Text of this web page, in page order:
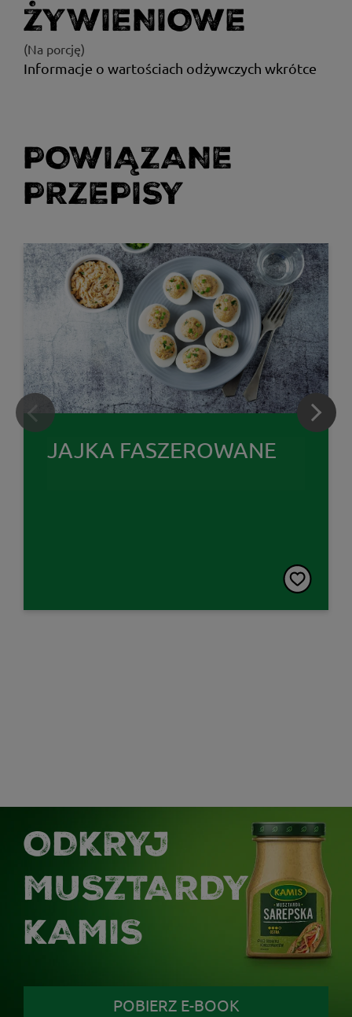
ŻYWIENIOWE
(Na porcję)
Informacje o wartościach odżywczych wkrótce
POWIĄZANE
PRZEPISY
JAJKA FASZEROWANE
ODKRYJ
MUSZTARDY
KAMIS
POBIERZ E-BOOK